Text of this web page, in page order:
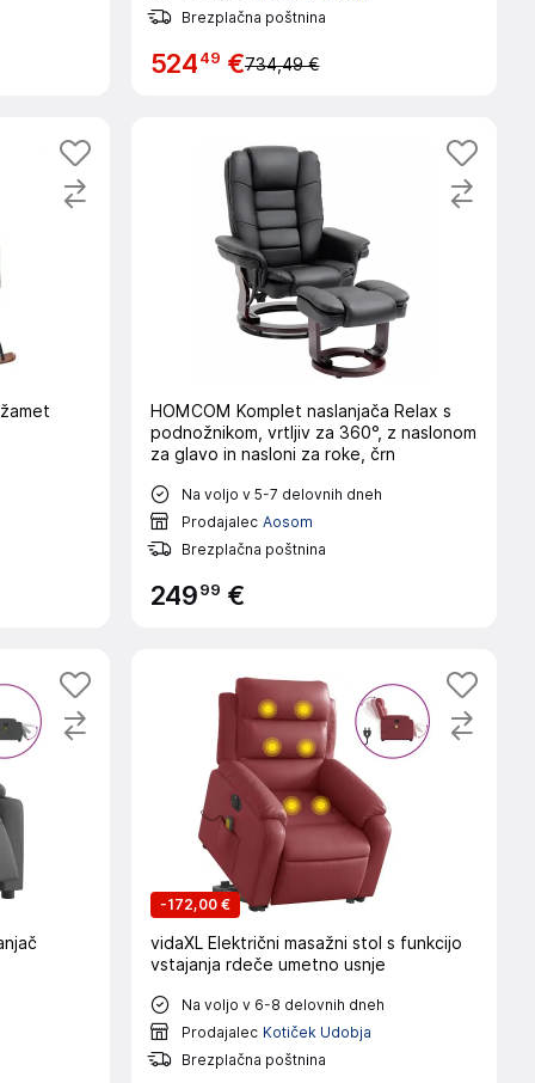
Brezplačna poštnina
52449 €734,49 €
HOMCOM Komplet naslanjača Relax s
podnožnikom, vrtljiv za 360°, z naslonom
za glavo in nasloni za roke, črn
Na voljo v 5-7 delovnih dneh
Prodajalec Aosom
Brezplačna poštnina
24999 €
-172,00 €
vidaXL Električni masažni stol s funkcijo
vstajanja rdeče umetno usnje
Na voljo v 6-8 delovnih dneh
Prodajalec Kotiček Udobja
Brezplačna poštnina